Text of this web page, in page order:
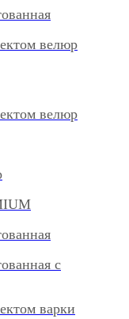
велюр
велюр
с
варки